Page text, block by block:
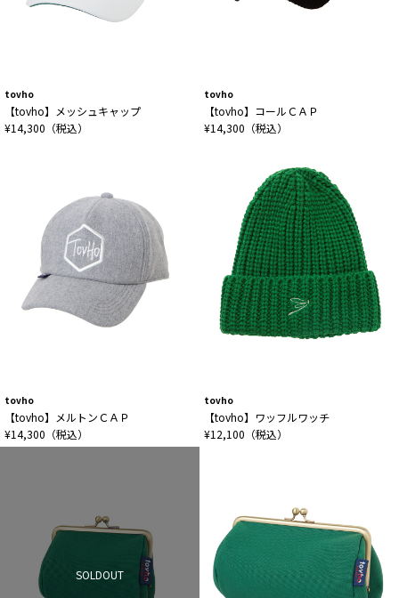
tovho
【tovho】メッシュキャップ
¥14,300（税込）
tovho
【tovho】コールＣＡＰ
¥14,300（税込）
tovho
【tovho】メルトンＣＡＰ
¥14,300（税込）
tovho
【tovho】ワッフルワッチ
¥12,100（税込）
SOLDOUT